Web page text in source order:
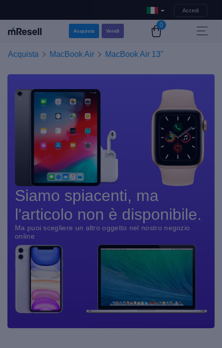
Accedi
Acquista Vendi
0
Acquista MacBook Air MacBook Air 13"
Siamo spiacenti, ma
l'articolo non è disponibile.
Ma puoi scegliere un altro oggetto nel nostro negozio
online